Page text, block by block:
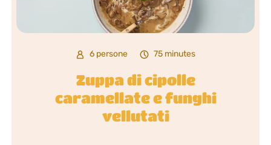
6 persone 75 minutes
Zuppa di cipolle
caramellate e funghi
vellutati